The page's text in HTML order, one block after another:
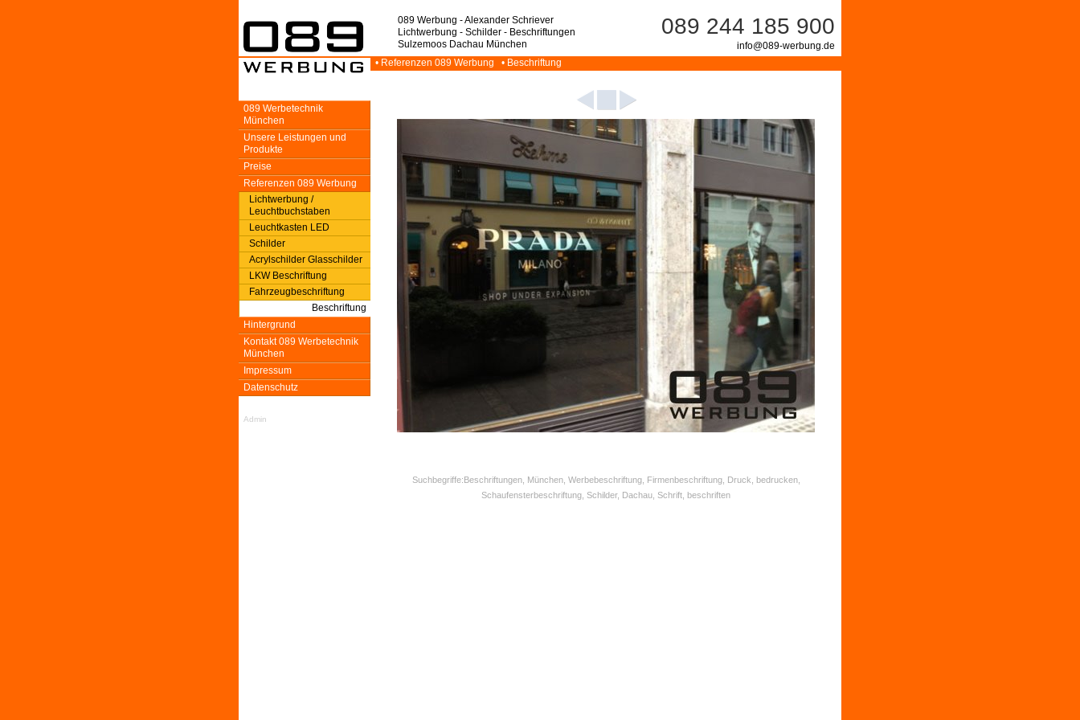
• Referenzen 089 Werbung • Beschriftung
089 Werbung - Alexander Schriever
Lichtwerbung - Schilder - Beschriftungen
Sulzemoos Dachau München
089 244 185 900
info@089-werbung.de
Suchbegriffe:Beschriftungen, München, Werbebeschriftung, Firmenbeschriftung, Druck, bedrucken,
Schaufensterbeschriftung, Schilder, Dachau, Schrift, beschriften
089 Werbetechnik
München
Unsere Leistungen und
Produkte
Preise
Referenzen 089 Werbung
Lichtwerbung /
Leuchtbuchstaben
Leuchtkasten LED
Schilder
Acrylschilder Glasschilder
LKW Beschriftung
Fahrzeugbeschriftung
Beschriftung
Hintergrund
Kontakt 089 Werbetechnik
München
Impressum
Datenschutz
Admin